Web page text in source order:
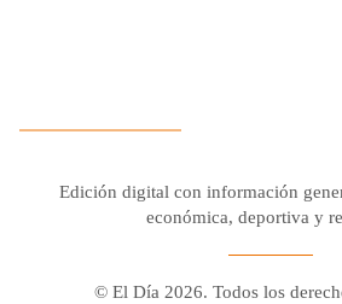
Edición digital con información
económica, deportiva y
© El Día 2026. Todos los